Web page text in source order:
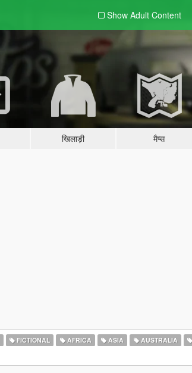
Show Adult Content
खिलाड़ी मैप्स
FICTIONAL AFRICA ASIA AUSTRALIA